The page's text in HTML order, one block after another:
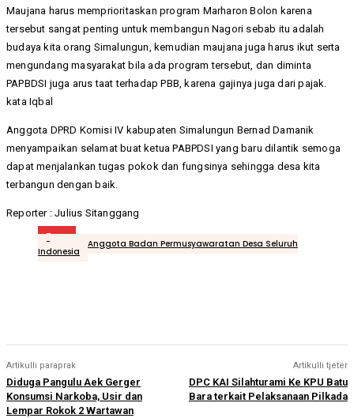
Maujana harus memprioritaskan program Marharon Bolon karena
tersebut sangat penting untuk membangun Nagori sebab itu adalah
budaya kita orang Simalungun, kemudian maujana juga harus ikut serta
mengundang masyarakat bila ada program tersebut, dan diminta
PAPBDSI juga arus taat terhadap PBB, karena gajinya juga dari pajak.
kata Iqbal
Anggota DPRD Komisi IV kabupaten Simalungun Bernad Damanik
menyampaikan selamat buat ketua PABPDSI yang baru dilantik semoga
dapat menjalankan tugas pokok dan fungsinya sehingga desa kita
terbangun dengan baik.
Reporter : Julius Sitanggang
Tags
Pengurus Anggota Badan Permusyawaratan Desa Seluruh
Indonesia
Artikulli paraprak
Diduga Pangulu Aek Gerger
Konsumsi Narkoba, Usir dan
Lempar Rokok 2 Wartawan
Artikulli tjetër
DPC KAI Silahturami Ke KPU Batu
Bara terkait Pelaksanaan Pilkada